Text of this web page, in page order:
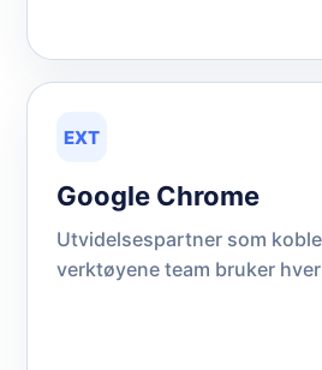
EXT
Google Chrome
Utvidelsespartner som
verktøyene team bruker